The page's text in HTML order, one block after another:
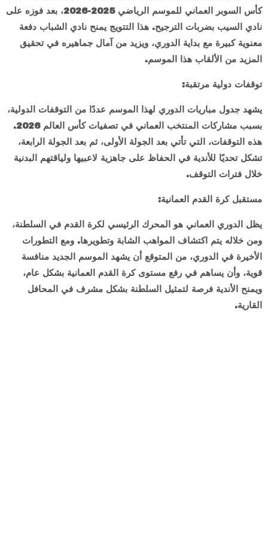
كأس السوبر العماني للموسم الرياضي 2025-2026، بعد فوزه على
نادي السيب بضربات الترجيح. هذا التتويج يمنح نادي الشباب دفعة
معنوية كبيرة مع بداية الدوري، ويزيد من آمال جماهيره في تحقيق
المزيد من الألقاب هذا الموسم.
توقفات دولية مرتقبة:
يشهد جدول مباريات الدوري لهذا الموسم عددًا من التوقفات الدولية،
بسبب مشاركات المنتخب العماني في تصفيات كأس العالم 2026.
هذه التوقفات، التي تأتي بعد الجولة الأولى، ثم بعد الجولة الرابعة،
تشكل تحديًا للأندية في الحفاظ على جاهزية لاعبيها ولياقتهم البدنية
خلال فترات التوقف.
مستقبل كرة القدم العمانية:
يظل الدوري العماني هو المحرك الرئيسي لكرة القدم في السلطنة،
ومن خلاله يتم اكتشاف المواهب الشابة وتطويرها. ومع التطورات
الأخيرة في الدوري، من المتوقع أن يشهد الموسم الجديد منافسة
قوية، وأن يساهم في رفع مستوى كرة القدم العمانية بشكل عام،
ويمنح الأندية فرصة لتمثيل السلطنة بشكل مشرف في المحافل
القارية.